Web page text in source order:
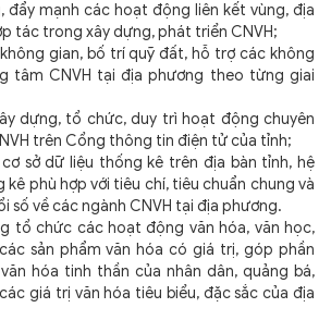
mạnh các hoạt động liên kết vùng, địa
tác trong xây dựng, phát triển CNVH;
gian, bố trí quỹ đất, hỗ trợ các không
tâm CNVH tại địa phương theo từng giai
tổ chức, duy trì hoạt động chuyên
trên Cổng thông tin điện tử của tỉnh;
dữ liệu thống kê trên địa bàn tỉnh, hệ
phù hợp với tiêu chí, tiêu chuẩn chung và
số về các ngành CNVH tại địa phương.
các hoạt động văn hóa, văn học,
sản phẩm văn hóa có giá trị, góp phần
hóa tinh thần của nhân dân, quảng bá,
giá trị văn hóa tiêu biểu, đặc sắc của địa